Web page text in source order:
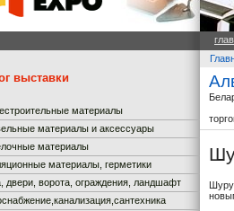
выставки
материалы
материалы и аксессуары
материалы
материалы, герметики
двери, ворота, ограждения, ландшафт